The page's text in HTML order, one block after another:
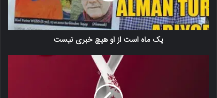
یک ماه است از او هیچ خبری نیست